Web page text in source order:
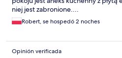
niej jest zabronione....
Robert, se hospedó 2 noches
Opinión verificada